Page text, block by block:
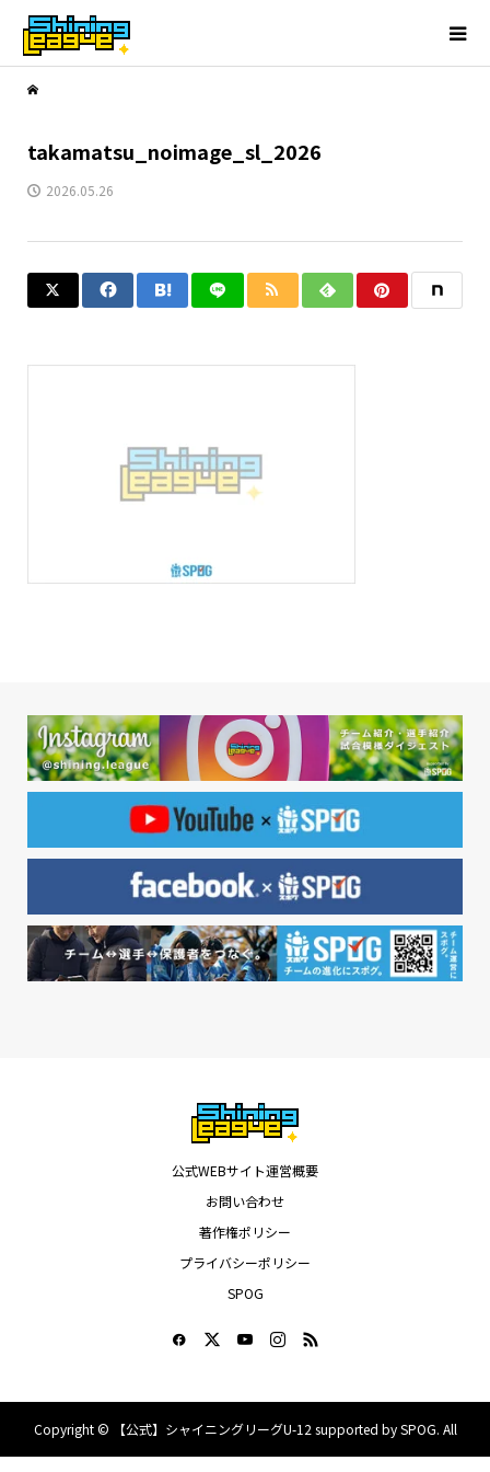
takamatsu_noimage_sl_2026
2026.05.26
公式WEBサイト運営概要
お問い合わせ
著作権ポリシー
プライバシーポリシー
SPOG
Copyright © 【公式】シャイニングリーグU-12 supported by SPOG. All